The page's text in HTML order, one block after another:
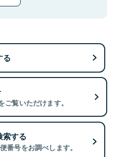
る
覧いただけます。
する
番号をお調べします。